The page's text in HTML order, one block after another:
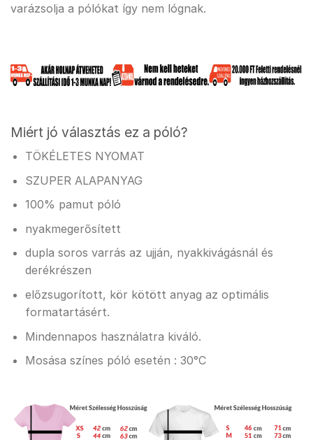
varázsolja a pólókat így nem lógnak.
Miért jó választás ez a póló?
TÖKÉLETES NYOMAT
SZUPER ALAPANYAG
100% pamut póló
nyakmegerősített
dupla soros varrás az ujján, nyakkivágásnál és
derékrészen
előzsugorított, kör kötött anyag az optimális
formatartásért.
Mindennapos használatra kiváló.
Mosása színes póló esetén : 30°C